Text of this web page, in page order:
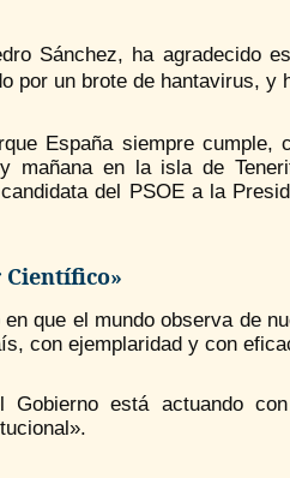
Sánchez, ha agradecido
por un brote de hantavirus, y
España siempre
mañana en la isla de
del PSOE a la
que el mundo observa de
con ejemplaridad y con
Gobierno está actuando